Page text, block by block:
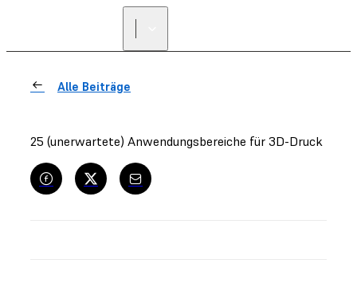
Alle Beiträge
25 (unerwartete) Anwendungsbereiche für 3D-Druck